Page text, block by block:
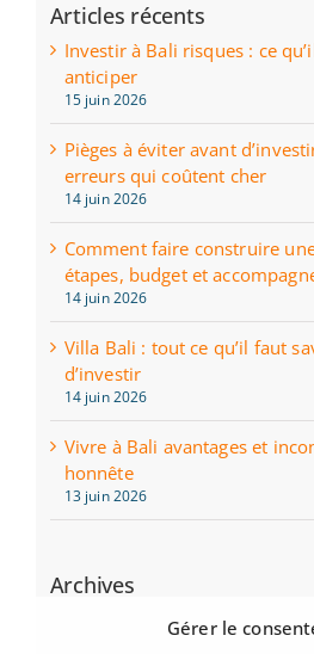
Gérer le
Articles récents
Investir à Bali risques : ce
anticiper
15 juin 2026
Pièges à éviter avant
erreurs qui coûtent cher
14 juin 2026
Comment faire construire
étapes, budget et
14 juin 2026
Villa Bali : tout ce qu’il faut
d’investir
14 juin 2026
Vivre à Bali avantages et
honnête
13 juin 2026
Archives